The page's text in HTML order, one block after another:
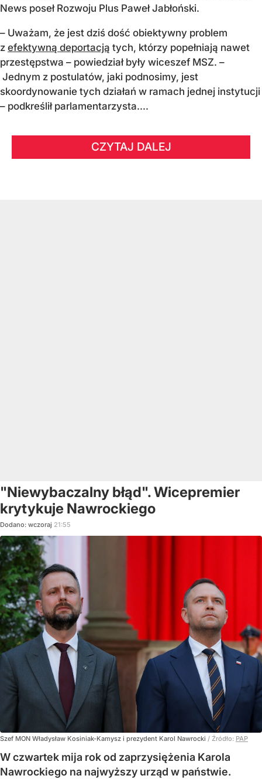
News poseł Rozwoju Plus Paweł Jabłoński.
– Uważam, że jest dziś dość obiektywny problem
z efektywną deportacją tych, którzy popełniają nawet
przestępstwa – powiedział były wiceszef MSZ. –
Jednym z postulatów, jaki podnosimy, jest
skoordynowanie tych działań w ramach jednej instytucji
– podkreślił parlamentarzysta....
CZYTAJ DALEJ
"Niewybaczalny błąd". Wicepremier
krytykuje Nawrockiego
Dodano: wczoraj 21:55
Szef MON Władysław Kosiniak-Kamysz i prezydent Karol Nawrocki / Źródło: PAP
W czwartek mija rok od zaprzysiężenia Karola
Nawrockiego na najwyższy urząd w państwie.